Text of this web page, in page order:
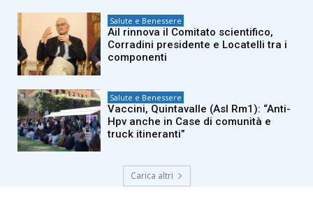
Salute e Benessere
Ail rinnova il Comitato scientifico,
Corradini presidente e Locatelli tra i
componenti
Salute e Benessere
Vaccini, Quintavalle (Asl Rm1): “Anti-
Hpv anche in Case di comunità e
truck itineranti”
Carica altri